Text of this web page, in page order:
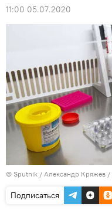
11:00 05.07.2020
© Sputnik / Александр Кряжев /
Подписаться